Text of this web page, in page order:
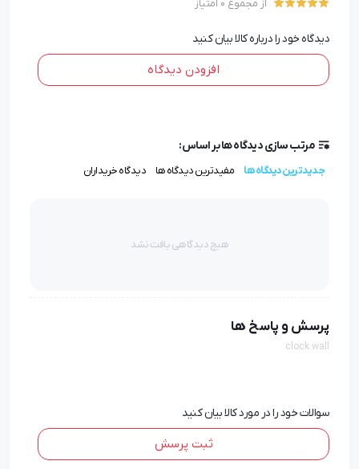
انواع زیادی برخوردار است که می تواند این انواع در نوع نمایش
دیواری پلاستیکی، ساعت دیواری فلزی است یا در نوع طرح و
بالایی دارد و همانطور که قبلا هم اشاره کردیم یک ساعت
دیواری تبلیغاتی می تواند مورد بازدید مجموعه ای از مخاطبان
از مجموع 0 امتیاز
دیدگاه خود را درباره کالا بیان کنید
افزودن دیدگاه
مرتب سازی دیدگاه ها بر اساس:
جدیدترین دیدگاه ها مفیدترین دیدگاه ها دیدگاه خریداران
هیچ دیدگاهی یافت نشد
پرسش و پاسخ ها
clock wall
سوالات خود را در مورد کالا بیان کنید
ثبت پرسش